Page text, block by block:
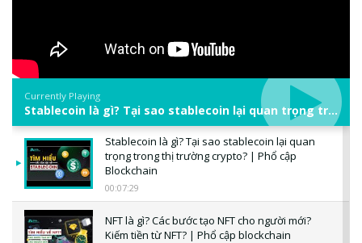
Currently Playing
Stablecoin là gì? Tại sao stablecoin lại quan trọng trong thị trường crypto? | Phổ cập Blockchain
Stablecoin là gì? Tại sao stablecoin lại quan
trọng trong thị trường crypto? | Phổ cập
Blockchain
00:07:29
NFT là gì? Các bước tạo NFT cho người mới?
Kiếm tiền từ NFT? | Phổ cập blockchain